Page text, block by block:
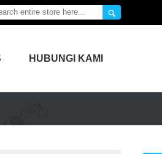

HUBUNGI KAMI